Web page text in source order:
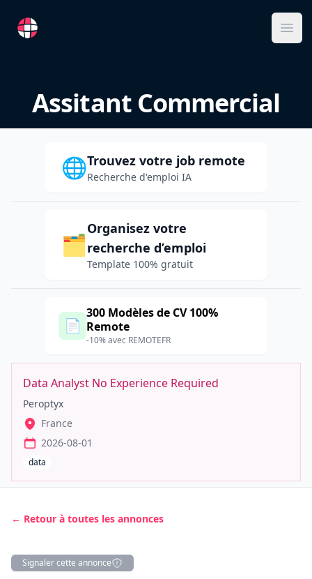
RemoteFR
Assitant Commercial
🌐Trouvez votre job remote
Recherche d'emploi IA
🗂️
Organisez votre
recherche d’emploi
Template 100% gratuit
📄
300 Modèles de CV 100%
Remote
-10% avec REMOTEFR
Data Analyst No Experience Required
Peroptyx
France
2026-08-01
data
← Retour à toutes les annonces
Signaler cette annonce